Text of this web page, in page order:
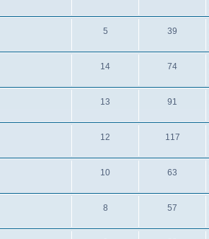
5 39
14 74
13 91
12 117
10 63
8 57